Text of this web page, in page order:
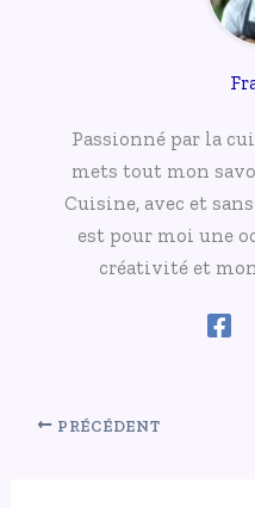
Passionné par la
mets tout mon
Cuisine, avec et
est pour moi une
créativité et
PRÉCÉDENT